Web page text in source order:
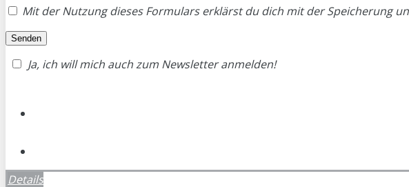
Mit der Nutzung dieses Formulars erklärst du dich mit der Speicherung
Ja, ich will mich auch zum Newsletter anmelden!
Details